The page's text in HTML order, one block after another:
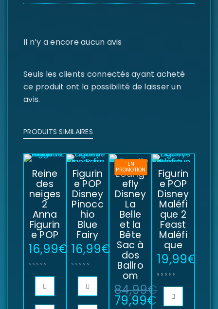
Il n’y a encore aucun avis
Seuls les clients connectés ayant acheté
ce produit ont la possibilité de laisser un
avis.
PRODUITS SIMILAIRES
Reine
des
neiges
2
Anna
Figurin
e POP
16,99€
Figurin
e POP
Disney
Pinocc
hio
Blue
Fairy
16,99€
EN
PROMOTION
Loung
efly
Disney
La
Belle
et la
Bête
Sac à
dos
Ballro
om
84,99€
79,99€
Figurin
e POP
Disney
Maléfi
que 2
Feast
Maléfi
que
19,99€